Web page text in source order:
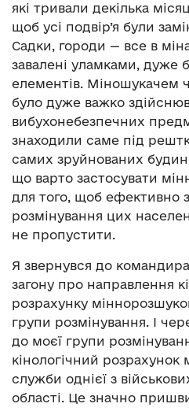
які тривали декілька
щоб усі подвір’я були
Садки, городи — все в
завалені уламками, дуже
елементів. Міношукачем
було дуже важко
вибухонебезпечних
знаходили саме під
самих зруйнованих
що варто застосувати
для того, щоб ефективно
розмінування цих
не пропустити.
Я звернувся до
загону про направлення
розрахунку
групи розмінування. І
до моєї групи
кінологічний розрахунок
служби однієї з
області. Це значно